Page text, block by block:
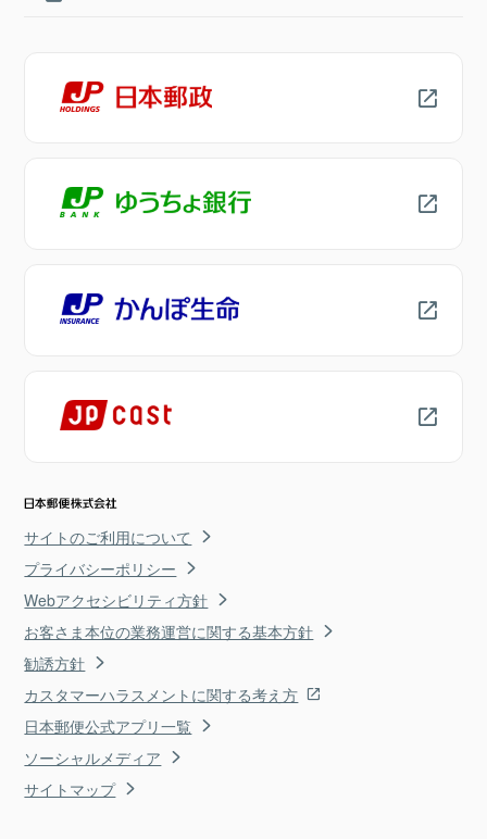
サイトのご利用について
プライバシーポリシー
Webアクセシビリティ方針
お客さま本位の業務運営に関する基本方針
勧誘方針
カスタマーハラスメントに関する考え方
日本郵便公式アプリ一覧
ソーシャルメディア
サイトマップ